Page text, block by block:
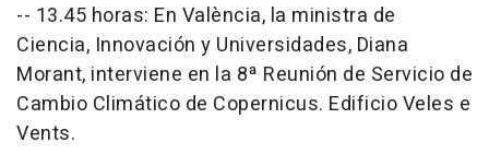
-- 13.45 horas: En València, la ministra de
Ciencia, Innovación y Universidades, Diana
Morant, interviene en la 8ª Reunión de Servicio de
Cambio Climático de Copernicus. Edificio Veles e
Vents.